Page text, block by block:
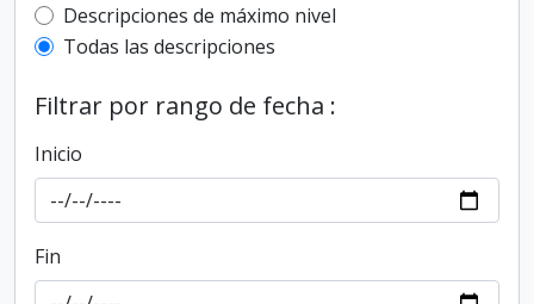
Top-level description filter
Descripciones de máximo nivel
Todas las descripciones
Filtrar por rango de fecha :
Inicio
Fin